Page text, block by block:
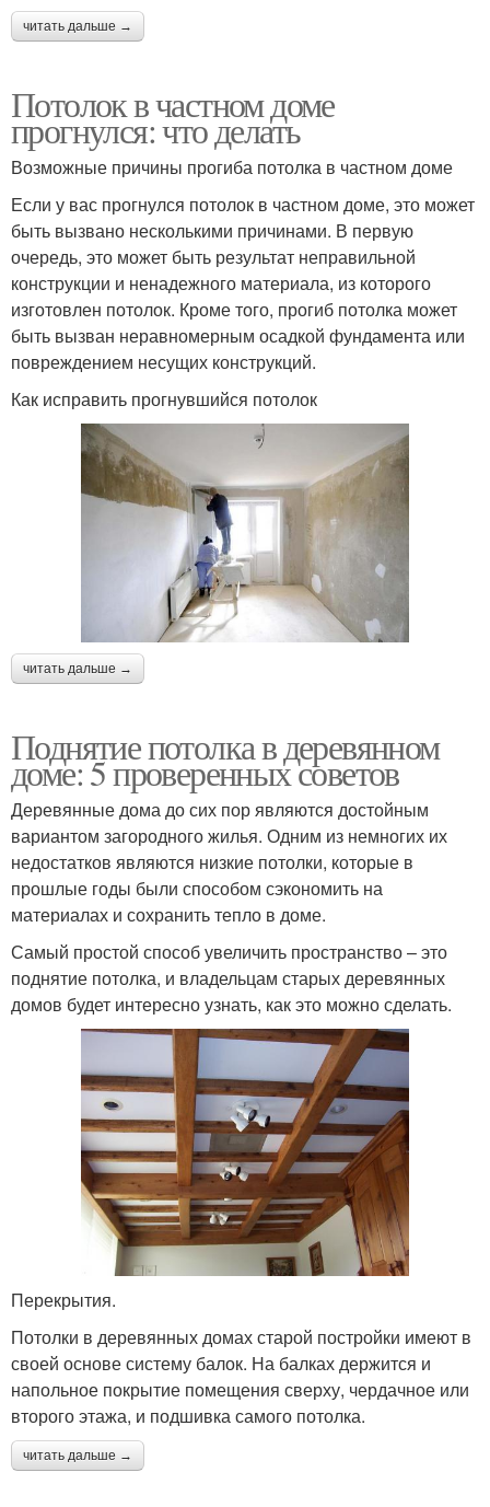
читать дальше →
Потолок в частном доме
прогнулся: что делать
Возможные причины прогиба потолка в частном доме
Если у вас прогнулся потолок в частном доме, это может
быть вызвано несколькими причинами. В первую
очередь, это может быть результат неправильной
конструкции и ненадежного материала, из которого
изготовлен потолок. Кроме того, прогиб потолка может
быть вызван неравномерным осадкой фундамента или
повреждением несущих конструкций.
Как исправить прогнувшийся потолок
читать дальше →
Поднятие потолка в деревянном
доме: 5 проверенных советов
Деревянные дома до сих пор являются достойным
вариантом загородного жилья. Одним из немногих их
недостатков являются низкие потолки, которые в
прошлые годы были способом сэкономить на
материалах и сохранить тепло в доме.
Самый простой способ увеличить пространство – это
поднятие потолка, и владельцам старых деревянных
домов будет интересно узнать, как это можно сделать.
Перекрытия.
Потолки в деревянных домах старой постройки имеют в
своей основе систему балок. На балках держится и
напольное покрытие помещения сверху, чердачное или
второго этажа, и подшивка самого потолка.
читать дальше →